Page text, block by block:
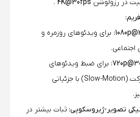
در رزولوشن 4K@30fps
.
برای ویدئوهای روزمره و
برای ضبط ویدئوهای
آهسته‌حرکت (Slow-Motion) با جزئیاتی
تصویر-ژیروسکوپی: ثبات بیشتر در